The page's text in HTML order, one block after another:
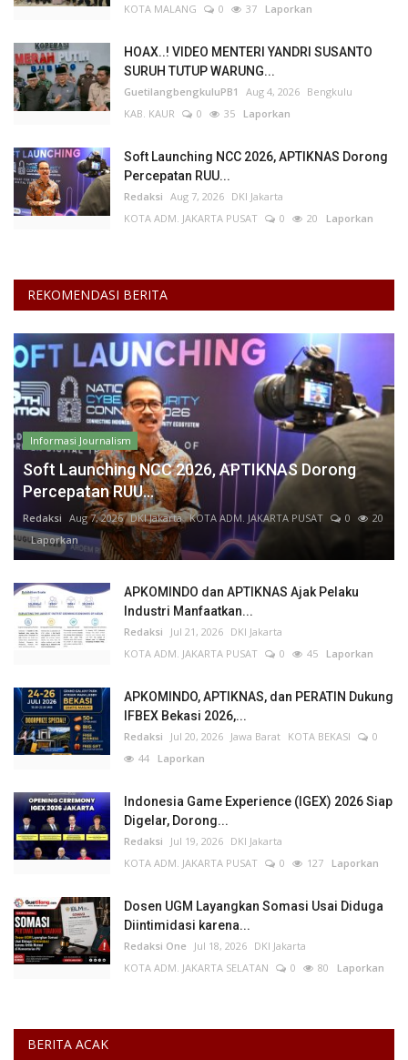
KOTA MALANG 0 37 Laporkan
HOAX..! VIDEO MENTERI YANDRI SUSANTO
SURUH TUTUP WARUNG...
GuetilangbengkuluPB1 Aug 4, 2026 Bengkulu
KAB. KAUR
0 35 Laporkan
Soft Launching NCC 2026, APTIKNAS Dorong
Percepatan RUU...
Redaksi Aug 7, 2026 DKI Jakarta
KOTA ADM. JAKARTA PUSAT
0 20 Laporkan
REKOMENDASI BERITA
Informasi Journalism
Soft Launching NCC 2026, APTIKNAS Dorong
Percepatan RUU...
Redaksi Aug 7, 2026 DKI Jakarta KOTA ADM. JAKARTA PUSAT 0
20
Laporkan
APKOMINDO dan APTIKNAS Ajak Pelaku
Industri Manfaatkan...
Redaksi Jul 21, 2026 DKI Jakarta
KOTA ADM. JAKARTA PUSAT
0 45 Laporkan
APKOMINDO, APTIKNAS, dan PERATIN Dukung
IFBEX Bekasi 2026,...
Redaksi Jul 20, 2026 Jawa Barat KOTA BEKASI
0
44 Laporkan
Indonesia Game Experience (IGEX) 2026 Siap
Digelar, Dorong...
Redaksi Jul 19, 2026 DKI Jakarta
KOTA ADM. JAKARTA PUSAT
0 127 Laporkan
Dosen UGM Layangkan Somasi Usai Diduga
Diintimidasi karena...
Redaksi One Jul 18, 2026 DKI Jakarta
KOTA ADM. JAKARTA SELATAN
0 80 Laporkan
BERITA ACAK